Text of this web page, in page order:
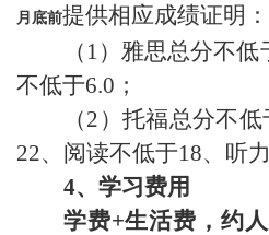
月底前提供相应成绩证明：
（ 1）雅思总分不低
不低于6.0 ；
（2 ）托福总分不低
22、阅读不低于18、听
4、学习费用
学费+生活费，约